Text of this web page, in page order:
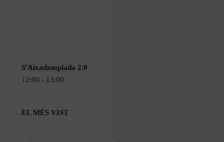
S'Aixadamplada 2.0
12:00 - 13:00
EL MÉS VIST